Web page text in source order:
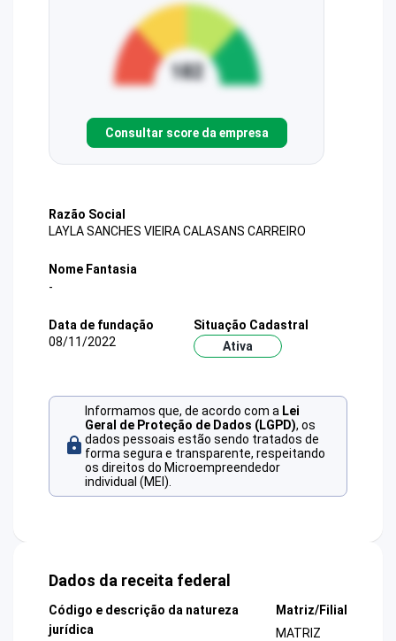
Consultar score da empresa
Razão Social
LAYLA SANCHES VIEIRA CALASANS CARREIRO
Nome Fantasia
-
Data de fundação
08/11/2022
Situação Cadastral
Ativa
Informamos que, de acordo com a Lei
Geral de Proteção de Dados (LGPD), os
dados pessoais estão sendo tratados de
forma segura e transparente, respeitando
os direitos do Microempreendedor
individual (MEI).
Dados da receita federal
Código e descrição da natureza
jurídica
Matriz/Filial
MATRIZ